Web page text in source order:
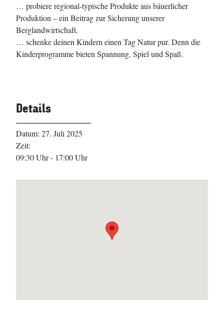
… probiere regional-typische Produkte aus bäuerlicher
Produktion – ein Beitrag zur Sicherung unserer
Berglandwirtschaft.
… schenke deinen Kindern einen Tag Natur pur. Denn die
Kinderprogramme bieten Spannung, Spiel und Spaß.
Details
Datum: 27. Juli 2025
Zeit:
09:30 Uhr - 17:00 Uhr